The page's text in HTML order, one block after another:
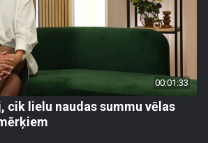
00:01:33
cik lielu naudas summu vēlas